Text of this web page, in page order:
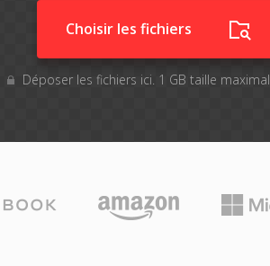
Choisir les fichiers
Déposer les fichiers ici. 1 GB taille